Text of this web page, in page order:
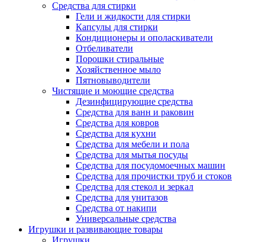
Средства для стирки
Гели и жидкости для стирки
Капсулы для стирки
Кондиционеры и ополаскиватели
Отбеливатели
Порошки стиральные
Хозяйственное мыло
Пятновыводители
Чистящие и моющие средства
Дезинфицирующие средства
Средства для ванн и раковин
Средства для ковров
Средства для кухни
Средства для мебели и пола
Средства для мытья посуды
Средства для посудомоечных машин
Средства для прочистки труб и стоков
Средства для стекол и зеркал
Средства для унитазов
Средства от накипи
Универсальные средства
Игрушки и развивающие товары
Игрушки